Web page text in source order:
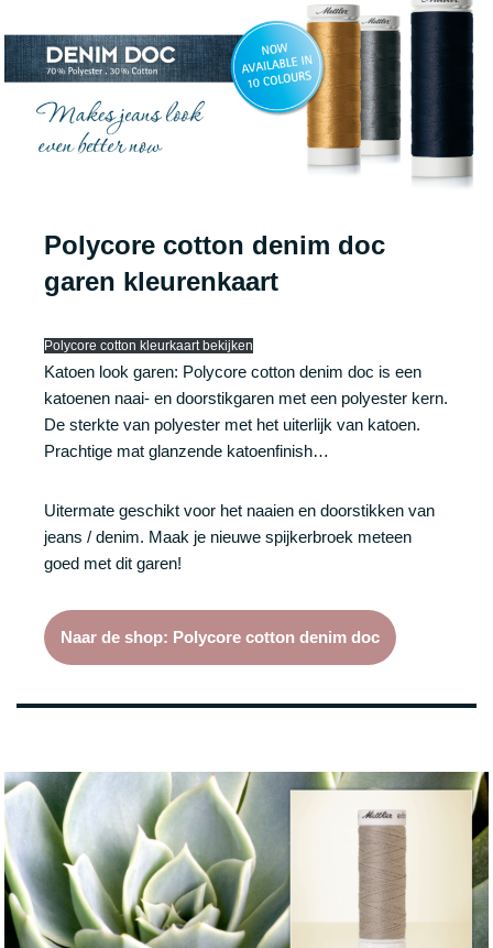
Polycore cotton denim doc
garen kleurenkaart
Polycore cotton kleurkaart bekijken
Katoen look garen: Polycore cotton denim doc is een
katoenen naai- en doorstikgaren met een polyester kern.
De sterkte van polyester met het uiterlijk van katoen.
Prachtige mat glanzende katoenfinish…
Uitermate geschikt voor het naaien en doorstikken van
jeans / denim. Maak je nieuwe spijkerbroek meteen
goed met dit garen!
Naar de shop: Polycore cotton denim doc